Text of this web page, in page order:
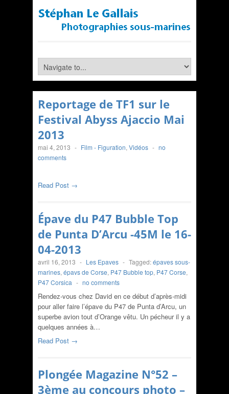
Reportage de TF1 sur le
Festival Abyss Ajaccio Mai
2013
mai 4, 2013 - Film - Figuration, Vidéos - no
comments
Read Post →
Épave du P47 Bubble Top
de Punta D’Arcu -45M le 16-
04-2013
avril 16, 2013 - Les Epaves - Tagged:épaves sous-
marines, épavs de Corse, P47 Bubble top, P47 Corse,
P47 Corsica - no comments
Rendez-vous chez David en ce début d’après-midi
pour aller faire l’épave du P47 de Punta d’Arcu, un
superbe avion tout d’Orange vêtu. Un pécheur il y a
quelques années à…
Read Post →
Plongée Magazine N°52 –
3ème au concours photo –